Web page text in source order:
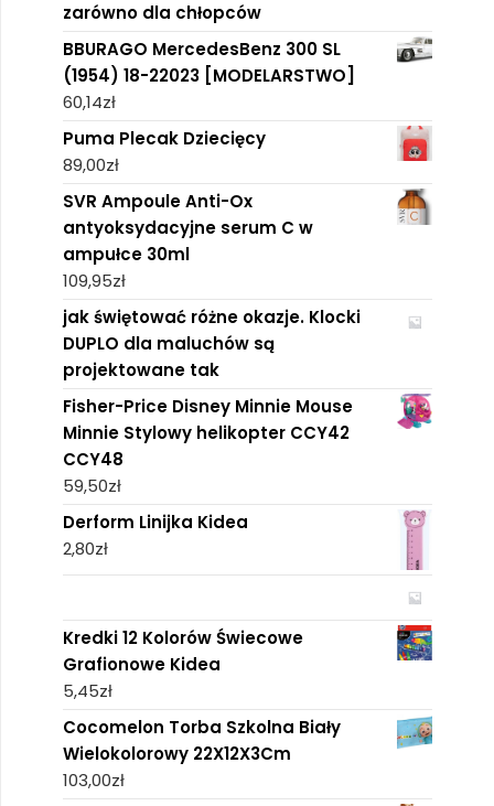
zarówno dla chłopców
BBURAGO MercedesBenz 300 SL
(1954) 18-22023 [MODELARSTWO]
60,14zł
Puma Plecak Dziecięcy
89,00zł
SVR Ampoule Anti-Ox
antyoksydacyjne serum C w
ampułce 30ml
109,95zł
jak świętować różne okazje. Klocki
DUPLO dla maluchów są
projektowane tak
Fisher-Price Disney Minnie Mouse
Minnie Stylowy helikopter CCY42
CCY48
59,50zł
Derform Linijka Kidea
2,80zł
Kredki 12 Kolorów Świecowe
Grafionowe Kidea
5,45zł
Cocomelon Torba Szkolna Biały
Wielokolorowy 22X12X3Cm
103,00zł